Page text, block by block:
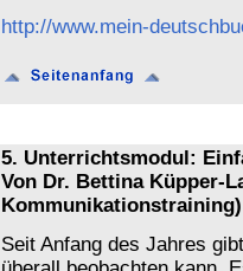
http://www.mein-
5. Unterrichtsmodul:
Von Dr. Bettina Küpper-
Kommunikationstraining)
Seit Anfang des Jahres